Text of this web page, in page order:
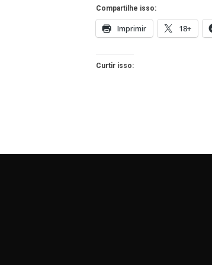
Compartilhe isso:
Imprimir 18+
Curtir isso: